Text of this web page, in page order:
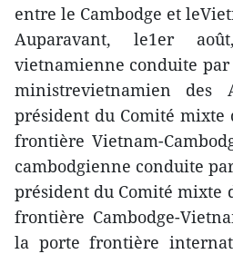
entre le Cambodge et
Auparavant, le1er
vietnamienne conduite
ministrevietnamien des
président du Comité mixte
frontière Vietnam-
cambodgienne conduite
président du Comité mixte
frontière Cambodge-
la porte frontière